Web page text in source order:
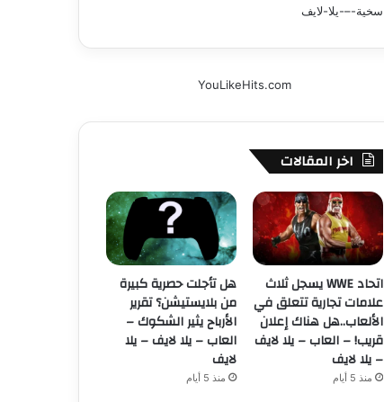
YouLikeHits.com
اخر المقالات
اتحاد WWE يسجل ثلاث
علامات تجارية تتعلق في
الألعاب..هل هناك إعلان
قريب! – العاب – يلا لايف
– يلا لايف
منذ 5 أيام
هل تأجلت حصرية كبيرة
من بلايستيشن؟ تقرير
الأرباح يثير الشكوك –
العاب – يلا لايف – يلا
لايف
منذ 5 أيام